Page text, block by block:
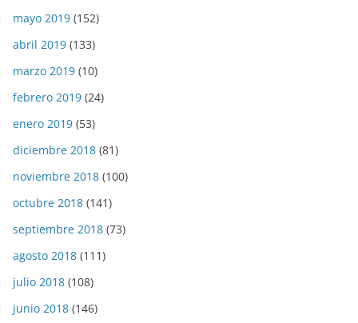
mayo 2019 (152)
abril 2019 (133)
marzo 2019 (10)
febrero 2019 (24)
enero 2019 (53)
diciembre 2018 (81)
noviembre 2018 (100)
octubre 2018 (141)
septiembre 2018 (73)
agosto 2018 (111)
julio 2018 (108)
junio 2018 (146)